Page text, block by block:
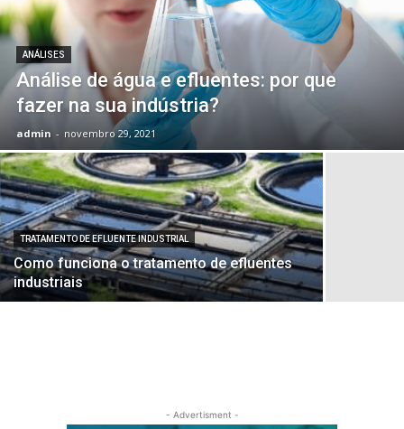
ANÁLISES
Análise de água e efluentes: por que
fazer na sua indústria?
admin - novembro 29, 2021
TRATAMENTO DE EFLUENTE INDUSTRIAL
Como funciona o tratamento de efluentes
industriais
- Advertisment -